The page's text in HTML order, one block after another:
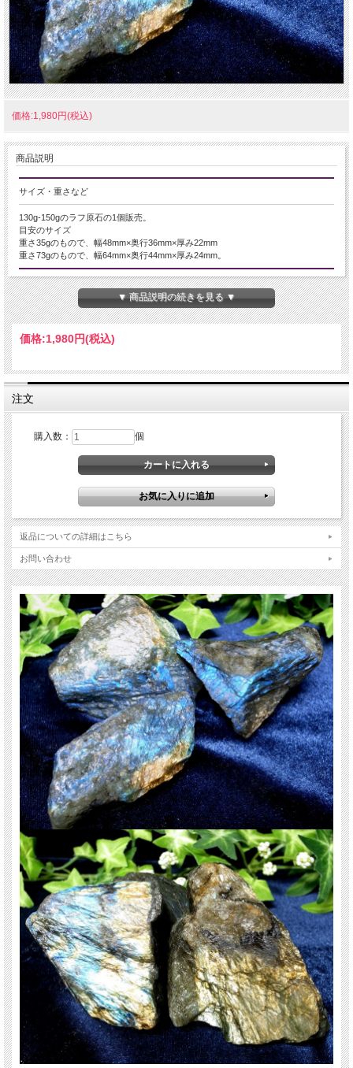
価格:1,980円(税込)
商品説明
サイズ・重さなど
130g-150gのラフ原石の1個販売。
目安のサイズ
重さ35gのもので、幅48mm×奥行36mm×厚み22mm
重さ73gのもので、幅64mm×奥行44mm×厚み24mm。
産地・原産国
マダガスカル産
グレードなど
名称など
ラブラドライト
商品説明
希少、マダガスカル産ラブラドライトのラフ原石が入荷致しました！
※水に濡らすと綺麗にシラーがでます。画像最後の2枚は濡らしていません。
シラーの面積や色味は個性です、選べませんのでご了承下さい。
ラブラドライトの魅力は、見る角度によって力強く光る幻想的なブルーやゴール
ドの輝きです。
のラブラドライトの光(ラブラドレッセンス)を、宇宙に浮かぶオーロラのような
美しさと例える人もいます。
銀河を思わせるようなシラーはついつい見入ってしまう神秘的な逸品です♪
【意味合い云われ・伝承等】
色濃い闇の中から、希望を掴み取るパワーストーンと云われています。
また、心が折れるのを防ぎ困難を打開する石と云われています。
夢や目標を、最後まで諦めない為の心を支えてくれるパワーストーンです。
ご注意事項
※まとめて出品のため、サイズに多少誤差がでる場合がございます。
※天然石ですので石によっては色の比率や模様の入り方などで一点一点個体差が
ございます。
※出来る限り自然な色みになるよう撮影を心がけておりますが、お使いのディス
プレイ環境によって表示される色みに差が出る場合があります。 ご了承くださ
い。
天然石ですので多少の傷、クラックはあります。宜しくお願い致します。
最後にあなたに幸福が訪れますように(*^_^*)
関連キーワード
天然石 パワーストーン 海外直輸入 バイヤー厳選 プレゼント ギフト メンズ レデ
ィース 卸し 卸価格 実店舗 ハンドメイド サイズ直し コムローズ comrose
▼ 商品説明の続きを見る ▼
価格:1,980円(税込)
注文
購入数： 個
返品についての詳細はこちら
お問い合わせ